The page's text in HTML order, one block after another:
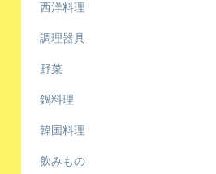
西洋料理
調理器具
野菜
鍋料理
韓国料理
飲みもの